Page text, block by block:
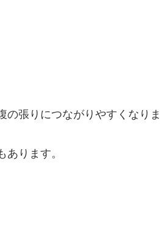
の張りにつながりやすくなりま
ります。